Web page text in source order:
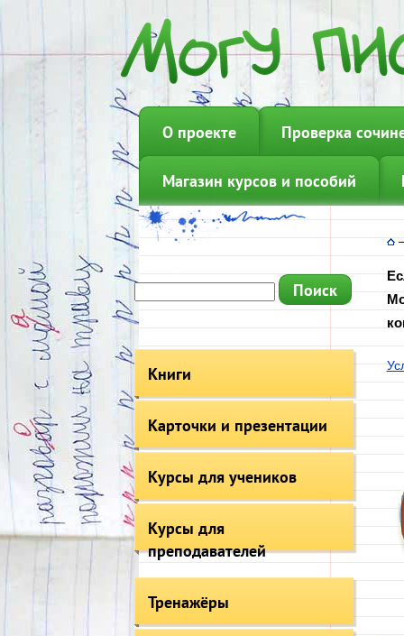
О проекте Проверка
Магазин курсов и пособий
Книги
Карточки и презентации
Курсы для учеников
Курсы для
преподавателей
Тренажёры